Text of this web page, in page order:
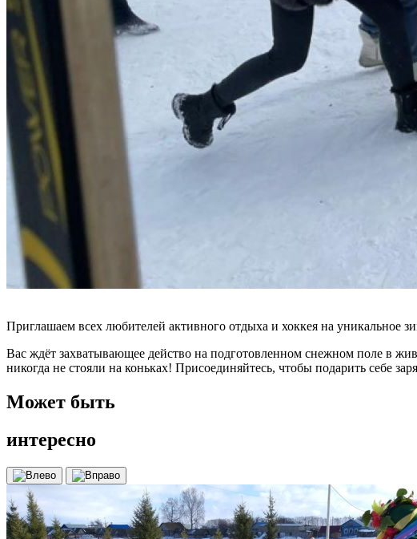
Приглашаем всех любителей активного отдыха и хоккея на уникальное
Вас ждёт захватывающее действо на подготовленном снежном поле в
никогда не стояли на коньках! Присоединяйтесь, чтобы подарить себе
Может быть
интересно